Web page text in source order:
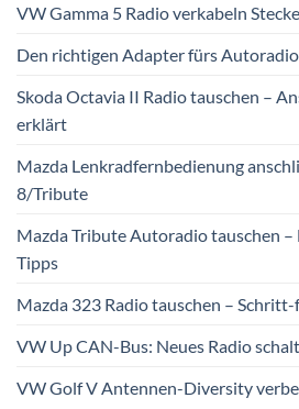
VW Gamma 5 Radio verkabeln
Den richtigen Adapter fürs
Skoda Octavia II Radio tauschen –
erklärt
Mazda Lenkradfernbedienung
8/Tribute
Mazda Tribute Autoradio tauschen –
Tipps
Mazda 323 Radio tauschen –
VW Up CAN-Bus: Neues Radio
VW Golf V Antennen-Diversity